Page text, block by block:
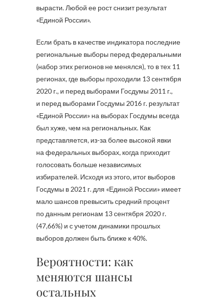
вырасти. Любой ее рост снизит результат
«Единой России».
Если брать в качестве индикатора последние
региональные выборы перед федеральными
(набор этих регионов не менялся), то в тех 11
регионах, где выборы проходили 13 сентября
2020 г., и перед выборами Госдумы 2011 г.,
и перед выборами Госдумы 2016 г. результат
«Единой России» на выборах Госдумы всегда
был хуже, чем на региональных. Как
представляется, из-за более высокой явки
на федеральных выборах, когда приходит
голосовать больше независимых
избирателей. Исходя из этого, итог выборов
Госдумы в 2021 г. для «Единой России» имеет
мало шансов превысить средний процент
по данным регионам 13 сентября 2020 г.
(47,66%) и с учетом динамики прошлых
выборов должен быть ближе к 40%.
Вероятности: как
меняются шансы
остальных